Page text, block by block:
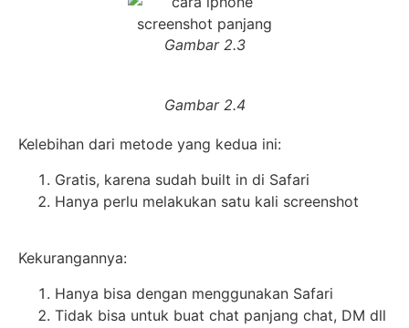
Gambar 2.3
Gambar 2.4
Kelebihan dari metode yang kedua ini:
Gratis, karena sudah built in di Safari
Hanya perlu melakukan satu kali screenshot
Kekurangannya:
Hanya bisa dengan menggunakan Safari
Tidak bisa untuk buat chat panjang chat, DM dll